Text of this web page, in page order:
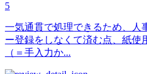
5
一気通貫で処理できるため、人
ー登録をしなくて済む点、紙使
（＝手入力か...